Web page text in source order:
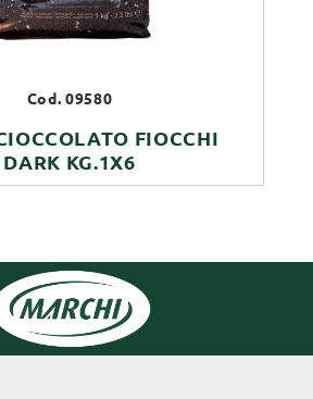
Cod. 09580
FIOCCHI
DARK KG.1X6